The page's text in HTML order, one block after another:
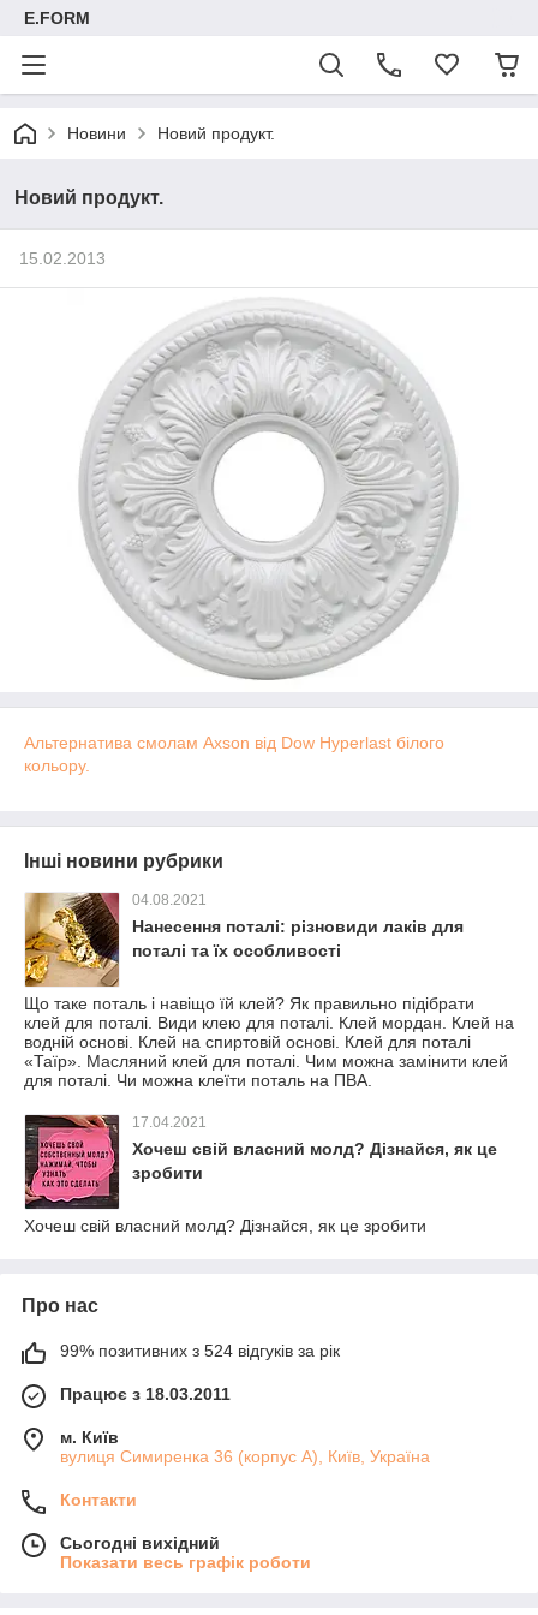
E.FORM
Новини Новий продукт.
Новий продукт.
15.02.2013
Альтернатива смолам Axson від Dow Hyperlast білого
кольору.
Інші новини рубрики
04.08.2021
Нанесення поталі: різновиди лаків для
поталі та їх особливості
Що таке поталь і навіщо їй клей? Як правильно підібрати
клей для поталі. Види клею для поталі. Клей мордан. Клей на
водній основі. Клей на спиртовій основі. Клей для поталі
«Таїр». Масляний клей для поталі. Чим можна замінити клей
для поталі. Чи можна клеїти поталь на ПВА.
17.04.2021
Хочеш свій власний молд? Дізнайся, як це
зробити
Хочеш свій власний молд? Дізнайся, як це зробити
Про нас
99% позитивних з 524 відгуків за рік
Працює з 18.03.2011
м. Київ
вулиця Симиренка 36 (корпус А), Київ, Україна
Контакти
Сьогодні вихідний
Показати весь графік роботи